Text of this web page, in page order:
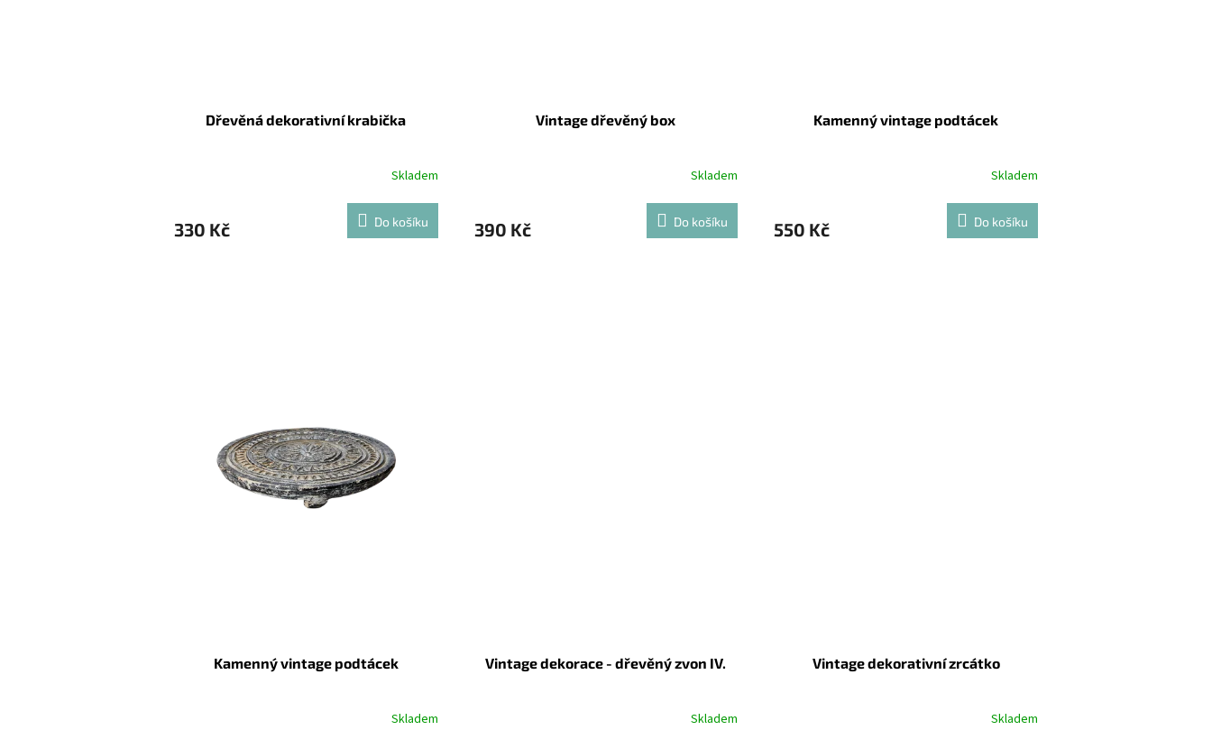
Dřevěná dekorativní krabička
Skladem
330 Kč Do košíku
Vintage dřevěný box
Skladem
390 Kč Do košíku
Kamenný vintage podtácek
Skladem
550 Kč Do košíku
Kamenný vintage podtácek
Skladem
Vintage dekorace - dřevěný zvon IV.
Skladem
Vintage dekorativní zrcátko
Skladem